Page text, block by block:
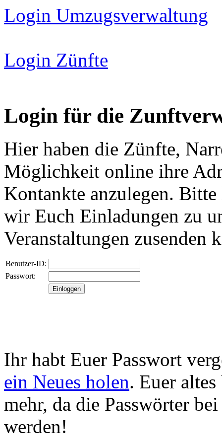
Login Umzugsverwaltung
Login Zünfte
Login für die
Hier haben die Zünfte,
Möglichkeit online ihre
Kontankte anzulegen.
wir Euch Einladungen zu
Veranstaltungen zusenden
Benutzer-ID:
Passwort:
Ihr habt Euer Passwort
ein Neues holen. Euer
mehr, da die Passwörter
werden!